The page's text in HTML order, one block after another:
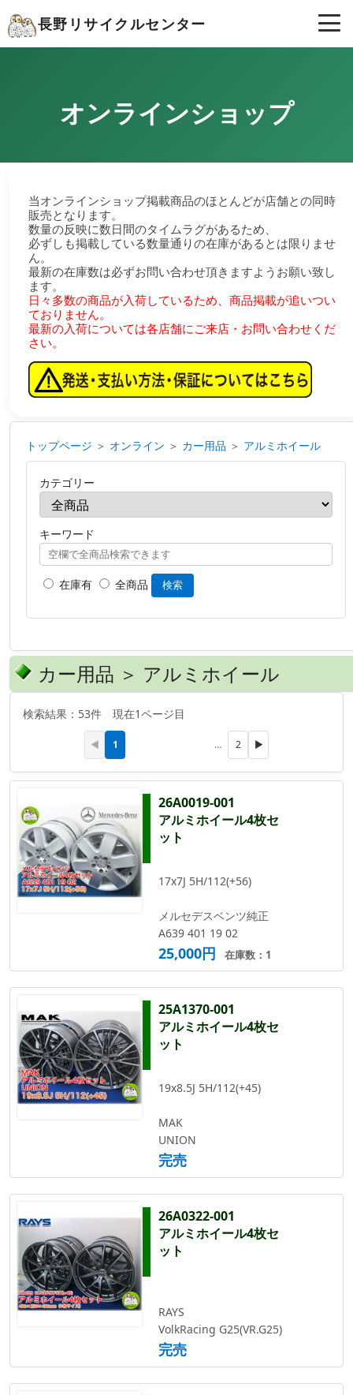
長野リサイクルセンター
オンラインショップ
当オンラインショップ掲載商品のほとんどが店舗との同時
販売となります。
数量の反映に数日間のタイムラグがあるため、
必ずしも掲載している数量通りの在庫があるとは限りませ
ん。
最新の在庫数は必ずお問い合わせ頂きますようお願い致し
ます。
日々多数の商品が入荷しているため、商品掲載が追いつい
ておりません。
最新の入荷については各店舗にご来店・お問い合わせくだ
さい。
トップページ ＞ オンライン ＞ カー用品 ＞ アルミホイール
カテゴリー
キーワード
在庫有 全商品 検索
カー用品 ＞ アルミホイール
検索結果：53件 現在1ページ目
◀ 1 … 2 ▶
26A0019-001
アルミホイール4枚セ
ット
17x7J 5H/112(+56)
メルセデスベンツ純正
A639 401 19 02
25,000円 在庫数：1
25A1370-001
アルミホイール4枚セ
ット
19x8.5J 5H/112(+45)
MAK
UNION
完売
26A0322-001
アルミホイール4枚セ
ット
RAYS
VolkRacing G25(VR.G25)
完売